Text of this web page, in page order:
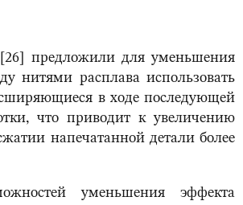
предложили для уменьшения
нитями расплава использовать
в ходе последующей
что приводит к увеличению
напечатанной детали более
уменьшения эффекта